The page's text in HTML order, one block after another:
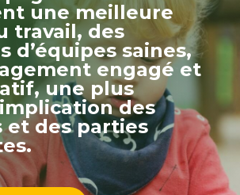
une meilleure
travail, des
d’équipes saines,
engagé et
une plus
des
et des parties